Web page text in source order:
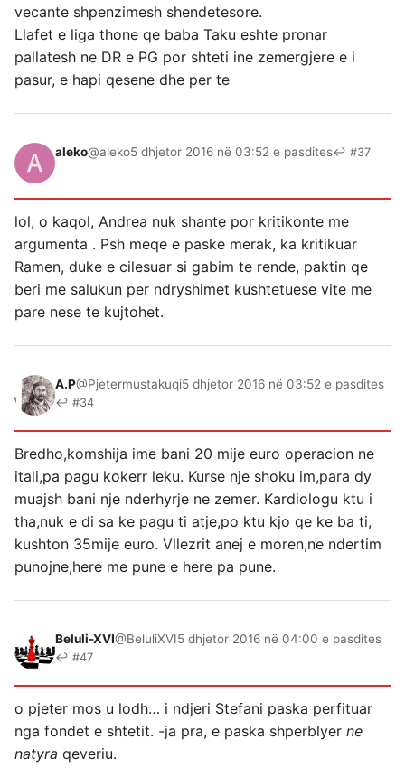
vecante shpenzimesh shendetesore.
Llafet e liga thone qe baba Taku eshte pronar
pallatesh ne DR e PG por shteti ine zemergjere e i
pasur, e hapi qesene dhe per te
aleko@aleko5 dhjetor 2016 në 03:52 e pasdites↩ #37
lol, o kaqol, Andrea nuk shante por kritikonte me
argumenta . Psh meqe e paske merak, ka kritikuar
Ramen, duke e cilesuar si gabim te rende, paktin qe
beri me salukun per ndryshimet kushtetuese vite me
pare nese te kujtohet.
A.P@Pjetermustakuqi5 dhjetor 2016 në 03:52 e pasdites
↩ #34
Bredho,komshija ime bani 20 mije euro operacion ne
itali,pa pagu kokerr leku. Kurse nje shoku im,para dy
muajsh bani nje nderhyrje ne zemer. Kardiologu ktu i
tha,nuk e di sa ke pagu ti atje,po ktu kjo qe ke ba ti,
kushton 35mije euro. Vllezrit anej e moren,ne ndertim
punojne,here me pune e here pa pune.
Beluli-XVI@BeluliXVI5 dhjetor 2016 në 04:00 e pasdites
↩ #47
o pjeter mos u lodh… i ndjeri Stefani paska perfituar
nga fondet e shtetit. -ja pra, e paska shperblyer ne
natyra qeveriu.